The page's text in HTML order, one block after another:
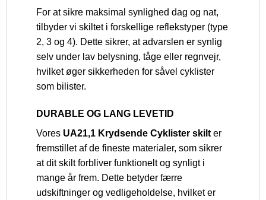
For at sikre maksimal synlighed dag og nat,
tilbyder vi skiltet i forskellige reflekstyper (type
2, 3 og 4). Dette sikrer, at advarslen er synlig
selv under lav belysning, tåge eller regnvejr,
hvilket øger sikkerheden for såvel cyklister
som bilister.
DURABLE OG LANG LEVETID
Vores UA21,1 Krydsende Cyklister skilt er
fremstillet af de fineste materialer, som sikrer
at dit skilt forbliver funktionelt og synligt i
mange år frem. Dette betyder færre
udskiftninger og vedligeholdelse, hvilket er